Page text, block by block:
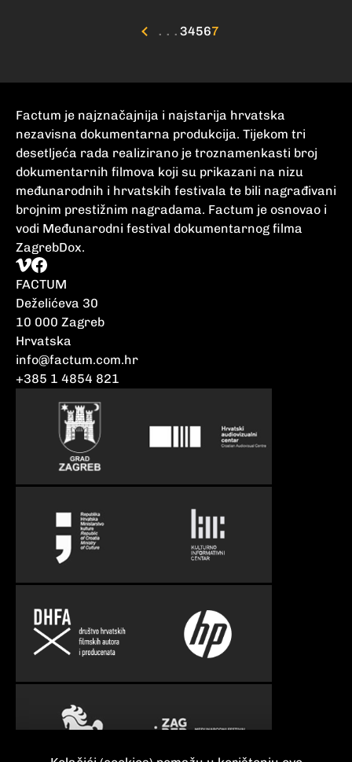
... 34567
Factum je najznačajnija i najstarija hrvatska
nezavisna dokumentarna produkcija. Tijekom tri
desetljeća rada realizirano je troznamenkasti broj
dokumentarnih filmova koji su prikazani na nizu
međunarodnih i hrvatskih festivala te bili nagrađivani
brojnim prestižnim nagradama. Factum je osnovao i
vodi Međunarodni festival dokumentarnog filma
ZagrebDox.
FACTUM
Deželićeva 30
10 000 Zagreb
Hrvatska
info@factum.com.hr
+385 1 4854 821